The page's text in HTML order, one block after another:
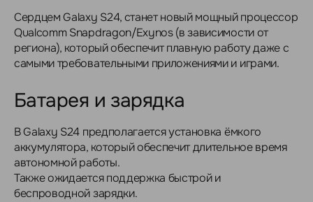
Сердцем Galaxy S24, станет новый мощный процессор
Qualcomm Snapdragon/Exynos (в зависимости от
региона), который обеспечит плавную работу даже с
самыми требовательными приложениями и играми.
Батарея и зарядка
В Galaxy S24 предполагается установка ёмкого
аккумулятора, который обеспечит длительное время
автономной работы.
Также ожидается поддержка быстрой и
беспроводной зарядки.